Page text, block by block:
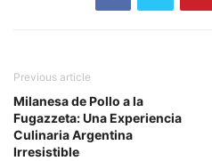
Previous article
Milanesa de Pollo a la
Fugazzeta: Una Experiencia
Culinaria Argentina
Irresistible